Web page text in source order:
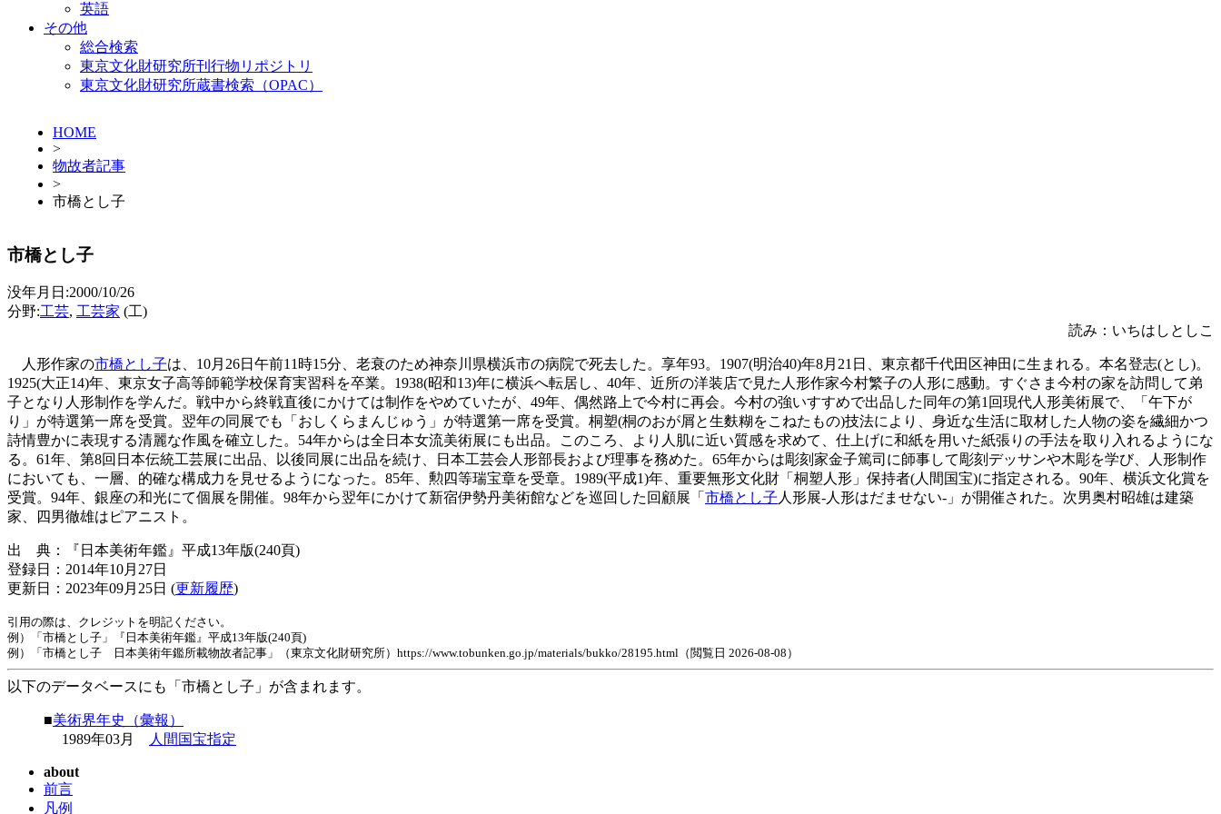
英語
その他
総合検索
東京文化財研究所刊行物リポジトリ
東京文化財研究所蔵書検索（OPAC）
HOME
>
物故者記事
>
市橋とし子
市橋とし子
没年月日:2000/10/26
分野:工芸, 工芸家 (工)
読み：いちはしとしこ
人形作家の市橋とし子は、10月26日午前11時15分、老衰のため神奈川県横浜市の病院で死去した。享年93。1907(明治40)年8月21日、東京都千代田区神田に生まれる。本名登志(とし)。
1925(大正14)年、東京女子高等師範学校保育実習科を卒業。1938(昭和13)年に横浜へ転居し、40年、近所の洋装店で見た人形作家今村繁子の人形に感動。すぐさま今村の家を訪問して弟
子となり人形制作を学んだ。戦中から終戦直後にかけては制作をやめていたが、49年、偶然路上で今村に再会。今村の強いすすめで出品した同年の第1回現代人形美術展で、「午下が
り」が特選第一席を受賞。翌年の同展でも「おしくらまんじゅう」が特選第一席を受賞。桐塑(桐のおが屑と生麩糊をこねたもの)技法により、身近な生活に取材した人物の姿を繊細かつ
詩情豊かに表現する清麗な作風を確立した。54年からは全日本女流美術展にも出品。このころ、より人肌に近い質感を求めて、仕上げに和紙を用いた紙張りの手法を取り入れるようにな
る。61年、第8回日本伝統工芸展に出品、以後同展に出品を続け、日本工芸会人形部長および理事を務めた。65年からは彫刻家金子篤司に師事して彫刻デッサンや木彫を学び、人形制作
においても、一層、的確な構成力を見せるようになった。85年、勲四等瑞宝章を受章。1989(平成1)年、重要無形文化財「桐塑人形」保持者(人間国宝)に指定される。90年、横浜文化賞を
受賞。94年、銀座の和光にて個展を開催。98年から翌年にかけて新宿伊勢丹美術館などを巡回した回顧展「 市橋とし子 人形展-人形はだませない-」が開催された。次男奥村昭雄は建築
家、四男徹雄はピアニスト。
出 典：『日本美術年鑑』平成13年版(240頁)
登録日：2014年10月27日
更新日：2023年09月25日 (更新履歴)
引用の際は、クレジットを明記ください。
例）「市橋とし子」『日本美術年鑑』平成13年版(240頁)
例）「市橋とし子 日本美術年鑑所載物故者記事」（東京文化財研究所）https://www.tobunken.go.jp/materials/bukko/28195.html（閲覧日 2026-08-08）
以下のデータベースにも「市橋とし子」が含まれます。
■美術界年史（彙報）
1989年03月
人間国宝指定
about
前言
凡例